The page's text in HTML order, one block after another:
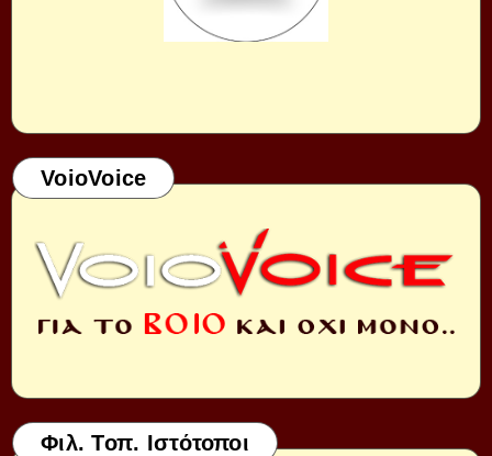
VoioVoice
Φιλ. Τοπ. Ιστότοποι